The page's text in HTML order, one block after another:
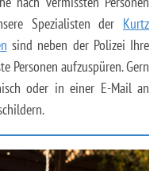
Spezialisten der Kurtz
sind neben der Polizei Ihre
Personen aufzuspüren. Gern
oder in einer E-Mail an